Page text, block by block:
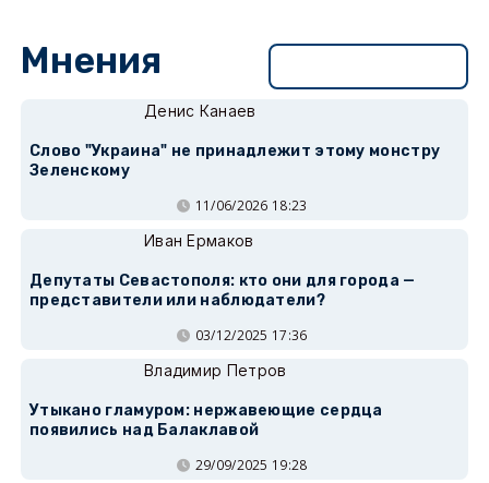
Мнения
Денис Канаев
Слово "Украина" не принадлежит этому монстру
Зеленскому
11/06/2026 18:23
Иван Ермаков
Депутаты Севастополя: кто они для города —
представители или наблюдатели?
03/12/2025 17:36
Владимир Петров
Утыкано гламуром: нержавеющие сердца
появились над Балаклавой
29/09/2025 19:28